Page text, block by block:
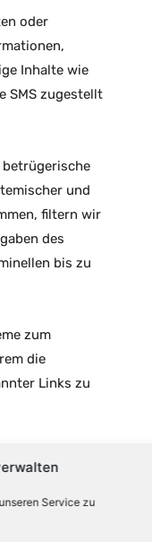
Service zu
oder
Inhalte wie
SMS zugestellt
und
filtern wir
des
bis zu
zum
die
Links zu
Die SMS